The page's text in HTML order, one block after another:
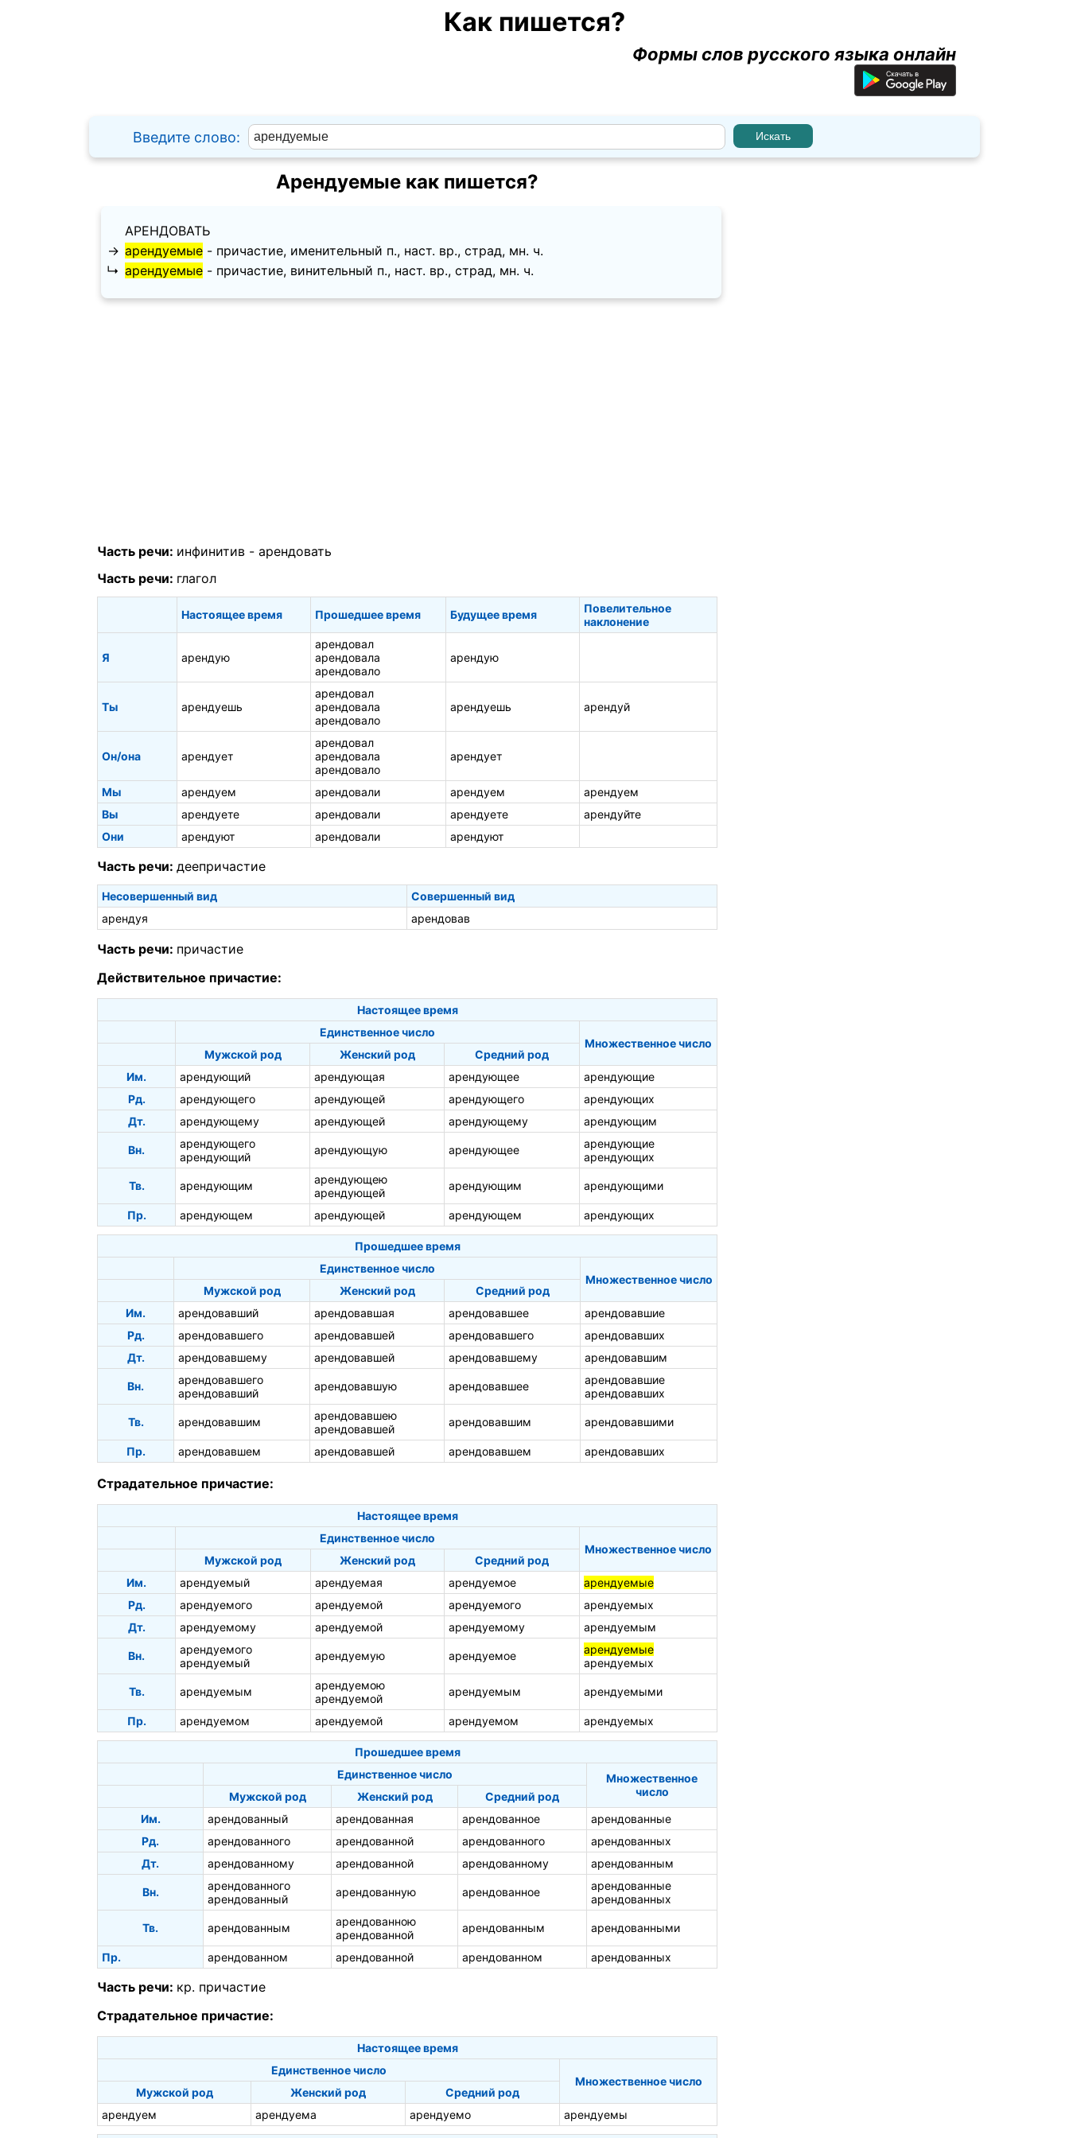
Как пишется?
Формы слов русского языка онлайн
Введите слово:
Арендуемые как пишется?
АРЕНДОВАТЬ
→ арендуемые - причастие, именительный п., наст. вр., страд, мн. ч.
↳ арендуемые - причастие, винительный п., наст. вр., страд, мн. ч.
Часть речи: инфинитив - арендовать
Часть речи: глагол
Настоящее время Прошедшее время Будущее время
Повелительное
наклонение
Я арендую
арендовал
арендовала
арендовало
арендую
Ты арендуешь
арендовал
арендовала
арендовало
арендуешь арендуй
Он/она арендует
арендовал
арендовала
арендовало
арендует
Мы арендуем арендовали арендуем
арендуем
Вы
арендуете арендовали арендуете
арендуйте
Они
арендуют арендовали арендуют
Часть речи: деепричастие
Несовершенный вид
Совершенный вид
арендуя
арендовав
Часть речи: причастие
Действительное причастие:
Настоящее время
Единственное число
Множественное число
Мужской род
Женский род
Средний род
Им.
арендующий арендующая арендующее
арендующие
Рд.
арендующего арендующей арендующего
арендующих
Дт.
арендующему арендующей арендующему арендующим
Вн.
арендующего
арендующий
арендующую арендующее
арендующие
арендующих
Тв. арендующим
арендующею
арендующей
арендующим арендующими
Пр. арендующем арендующей арендующем арендующих
Прошедшее время
Единственное число
Множественное число
Мужской род
Женский род
Средний род
Им.
арендовавший арендовавшая арендовавшее
арендовавшие
Рд.
арендовавшего арендовавшей арендовавшего
арендовавших
Дт.
арендовавшему арендовавшей арендовавшему арендовавшим
Вн.
арендовавшего
арендовавший
арендовавшую арендовавшее
арендовавшие
арендовавших
Тв. арендовавшим
арендовавшею
арендовавшей
арендовавшим арендовавшими
Пр. арендовавшем арендовавшей арендовавшем арендовавших
Страдательное причастие:
Настоящее время
Единственное число
Множественное число
Мужской род
Женский род
Средний род
Им.
арендуемый арендуемая арендуемое
арендуемые
Рд.
арендуемого арендуемой арендуемого
арендуемых
Дт.
арендуемому арендуемой арендуемому арендуемым
Вн.
арендуемого
арендуемый
арендуемую арендуемое
арендуемые
арендуемых
Тв. арендуемым
арендуемою
арендуемой
арендуемым арендуемыми
Пр. арендуемом арендуемой арендуемом арендуемых
Прошедшее время
Единственное число
Множественное
число
Мужской род Женский род
Средний род
Им.
арендованный арендованная арендованное
арендованные
Рд.
арендованного арендованной арендованного
арендованных
Дт.
арендованному арендованной арендованному арендованным
Вн.
арендованного
арендованный
арендованную арендованное
арендованные
арендованных
Тв. арендованным
арендованною
арендованной
арендованным арендованными
Пр. арендованном арендованной арендованном арендованных
Часть речи: кр. причастие
Страдательное причастие:
Настоящее время
Единственное число
Множественное число
Мужской род
Женский род
Средний род
арендуем
арендуема арендуемо арендуемы